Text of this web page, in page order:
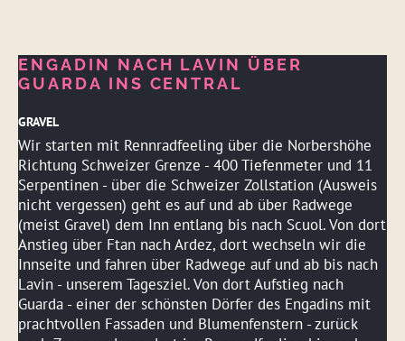
ENGADIN NACH LAVIN ÜBER
GUARDA INS CENTRAL
GRAVEL
Wir starten mit Rennradfeeling über die Norbershöhe
Richtung Schweizer Grenze - 400 Tiefenmeter und 11
Serpentinen - über die Schweizer Zollstation (Ausweis
nicht vergessen) geht es auf und ab über Radwege
(meist Gravel) dem Inn entlang bis nach Scuol. Von dort
Anstieg über Ftan nach Ardez, dort wechseln wir die
Innseite und fahren über Radwege auf und ab bis nach
Lavin - unserem Tagesziel. Von dort Aufstieg nach
Guarda - einer der schönsten Dörfer des Engadins mit
prachtvollen Fassaden und Blumenfenstern - zurück